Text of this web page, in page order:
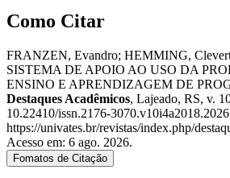
Como Citar
FRANZEN, Evandro; HEMMING,
SISTEMA DE APOIO AO USO DA
ENSINO E APRENDIZAGEM DE
Destaques Acadêmicos, Lajeado, RS, v.
10.22410/issn.2176-
https://univates.br/revistas/index.php/
Acesso em: 6 ago. 2026.
Fomatos de Citação